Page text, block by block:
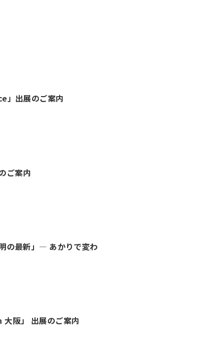
出展のご案内
ご案内
の最新」― あかりで変わ
阪」 出展のご案内